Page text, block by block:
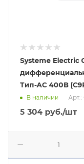
Systeme Electric
Тип-AC 400В
В наличии Арт.:
5 304 руб./шт